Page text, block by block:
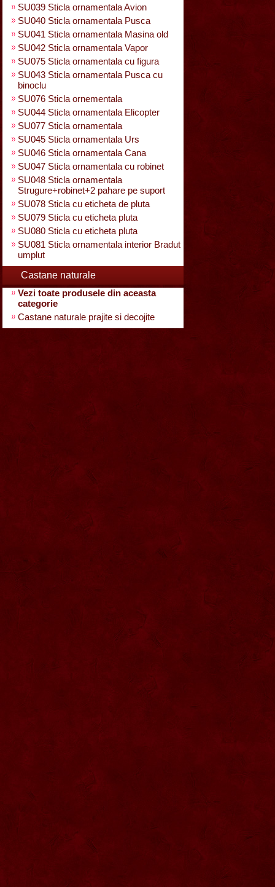
SU039 Sticla ornamentala Avion
SU040 Sticla ornamentala Pusca
SU041 Sticla ornamentala Masina old
SU042 Sticla ornamentala Vapor
SU075 Sticla ornamentala cu figura
SU043 Sticla ornamentala Pusca cu
binoclu
SU076 Sticla ornementala
SU044 Sticla ornamentala Elicopter
SU077 Sticla ornamentala
SU045 Sticla ornamentala Urs
SU046 Sticla ornamentala Cana
SU047 Sticla ornamentala cu robinet
SU048 Sticla ornamentala
Strugure+robinet+2 pahare pe suport
SU078 Sticla cu eticheta de pluta
SU079 Sticla cu eticheta pluta
SU080 Sticla cu eticheta pluta
SU081 Sticla ornamentala interior Bradut
umplut
Castane naturale
Vezi toate produsele din aceasta
categorie
Castane naturale prajite si decojite